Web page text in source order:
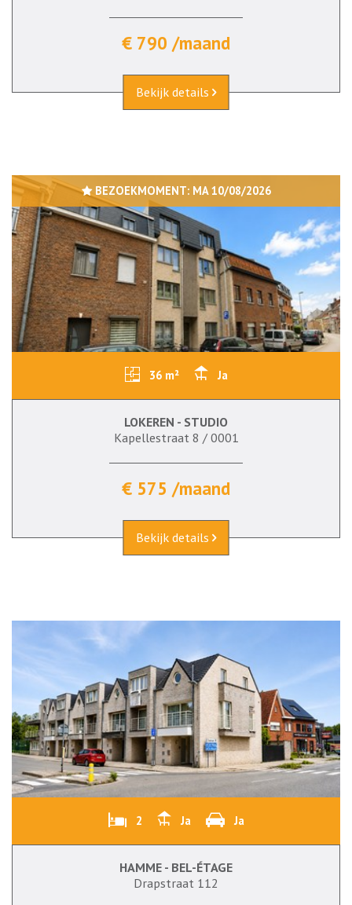
€ 790 /maand
Bekijk details
BEZOEKMOMENT:MA 10/08/2026
36 m² Ja
LOKEREN - STUDIO
Kapellestraat 8 / 0001
€ 575 /maand
Bekijk details
2 Ja Ja
HAMME - BEL-ÉTAGE
Drapstraat 112